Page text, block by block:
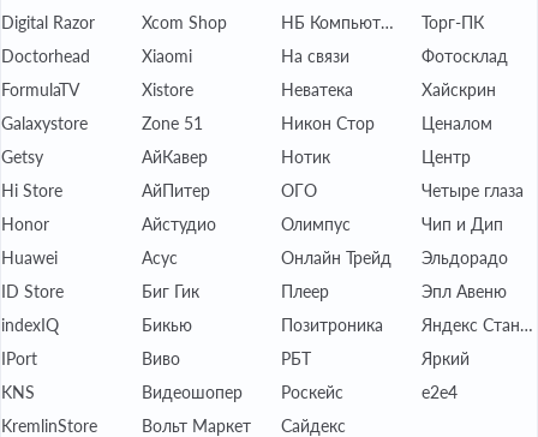
Digital Razor
Doctorhead
FormulaTV
Galaxystore
Getsy
Hi Store
Honor
Huawei
ID Store
indexIQ
IPort
KNS
KremlinStore
Xcom Shop
Xiaomi
Xistore
Zone 51
АйКавер
АйПитер
Айстудио
Асус
Биг Гик
Бикью
Виво
Видеошопер
Вольт Маркет
НБ Компьютерс
На связи
Неватека
Никон Стор
Нотик
ОГО
Олимпус
Онлайн Трейд
Плеер
Позитроника
РБТ
Роскейс
Сайдекс
Торг-ПК
Фотосклад
Хайскрин
Ценалом
Центр
Четыре глаза
Чип и Дип
Эльдорадо
Эпл Авеню
Яндекс Станция
Яркий
е2е4